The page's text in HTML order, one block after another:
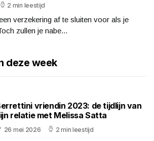
2 min leestijd
verzekering af te sluiten voor als je
zullen je nabe...
deze week
vriendin 2023: de tijdlijn van
relatie met Melissa Satta
26 mei 2026 2 min leestijd